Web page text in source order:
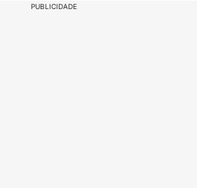
PUBLICIDADE